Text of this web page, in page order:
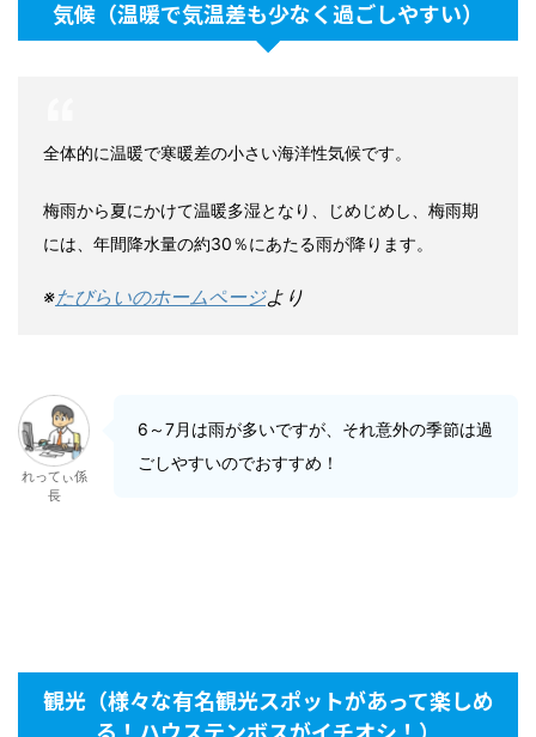
気候（温暖で気温差も少なく過ごしやすい）
全体的に温暖で寒暖差の小さい海洋性気候です。
梅雨から夏にかけて温暖多湿となり、じめじめし、梅雨期
には、年間降水量の約30％にあたる雨が降ります。
※たびらいのホームページより
れってぃ係
長
6～7月は雨が多いですが、それ意外の季節は過
ごしやすいのでおすすめ！
観光（様々な有名観光スポットがあって楽しめ